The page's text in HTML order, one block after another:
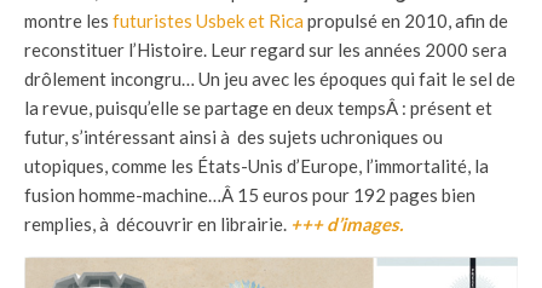
montre les futuristes Usbek et Rica propulsé en 2010, afin de
reconstituer l’Histoire. Leur regard sur les années 2000 sera
drôlement incongru… Un jeu avec les époques qui fait le sel de
la revue, puisqu’elle se partage en deux tempsÂ : présent et
futur, s’intéressant ainsi à des sujets uchroniques ou
utopiques, comme les États-Unis d’Europe, l’immortalité, la
fusion homme-machine…Â 15 euros pour 192 pages bien
remplies, à découvrir en librairie. +++ d’images.